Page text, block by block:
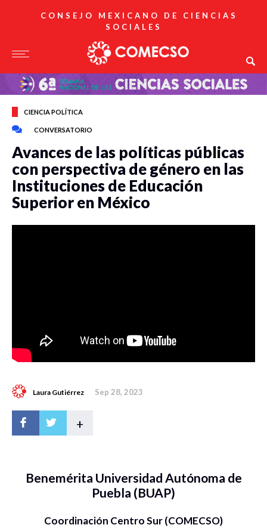
CONSEJO MEXICANO DE CIENCIAS
SOCIALES
CIENCIA POLÍTICA
CONVERSATORIO
Avances de las políticas públicas
con perspectiva de género en las
Instituciones de Educación
Superior en México
Laura Gutiérrez Sep 28, 2023
+
Benemérita Universidad Autónoma de
Puebla (BUAP)
Coordinación Centro Sur (COMECSO)